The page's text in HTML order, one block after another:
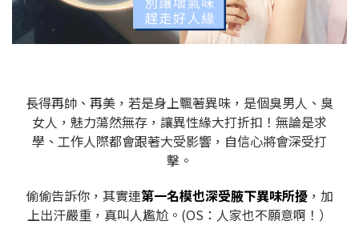
長得再帥、再美，若是身上飄著異味，是個臭男人、臭
女人，魅力蕩然無存，讓異性緣大打折扣！無論是求
學、工作人際都會跟著大受影響，自信心將會深受打
擊。
偷偷告訴你，其實連第一名模也深受腋下異味所擾 ，加
上出汗嚴重，真叫人尷尬。(OS：人家也不願意啊！）